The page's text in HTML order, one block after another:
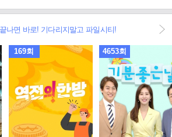
나면 바로! 기다리지말고 파일시티!
169회 4653회